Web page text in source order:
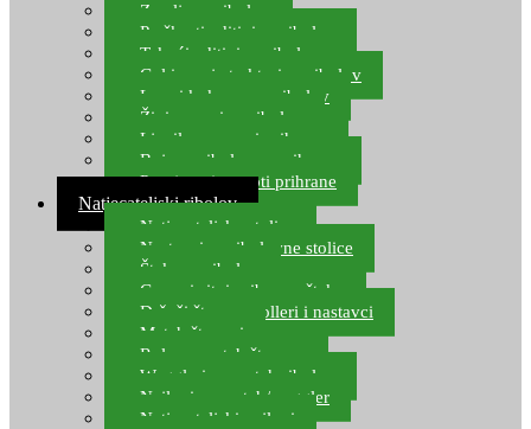
Zemlja za ribolov
Praškasti aditivi za ribolov
Tekući aditivi za ribolov
Gel i sprej atraktori za ribolov
Lovni kukuruz za ribolov
Živi mamci za ribolov
Ljepilo za crve i prihranu
Boje za ribolovnu prihranu
Provjereni recepti prihrane
Natjecateljski ribolov
Natjecateljske stolice
Nastavci za ribolovne stolice
Šteke za ribolov
Gume i sitni pribor za šteku
Držači štapova rolleri i nastavci
Match štapovi
Role za match štapove
Waggleri za match ribolov
Najloni za match/waggler
Natjecateljski najloni